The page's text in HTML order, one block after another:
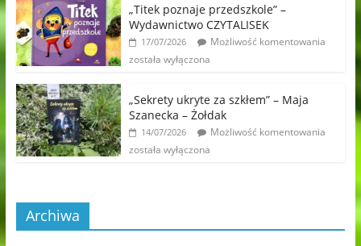
„Titek poznaje przedszkole” –
Wydawnictwo CZYTALISEK
17/07/2026
Możliwość komentowania
została wyłączona
„Sekrety ukryte za szkłem” – Maja
Szanecka – Żołdak
14/07/2026
Możliwość komentowania
została wyłączona
Archiwa